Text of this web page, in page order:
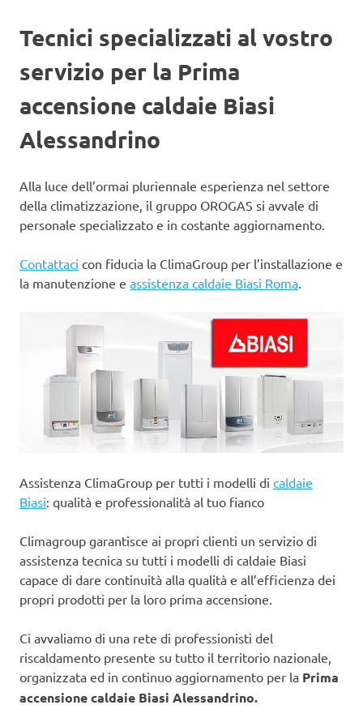
Tecnici specializzati al vostro
servizio per la Prima
accensione caldaie Biasi
Alessandrino
Alla luce dell’ormai pluriennale esperienza nel settore
della climatizzazione, il gruppo OROGAS si avvale di
personale specializzato e in costante aggiornamento.
Contattaci con fiducia la ClimaGroup per l’installazione e
la manutenzione e assistenza caldaie Biasi Roma.
Assistenza ClimaGroup per tutti i modelli di caldaie
Biasi: qualità e professionalità al tuo fianco
Climagroup garantisce ai propri clienti un servizio di
assistenza tecnica su tutti i modelli di caldaie Biasi
capace di dare continuità alla qualità e all’efficienza dei
propri prodotti per la loro prima accensione.
Ci avvaliamo di una rete di professionisti del
riscaldamento presente su tutto il territorio nazionale,
organizzata ed in continuo aggiornamento per la Prima
accensione caldaie Biasi Alessandrino.